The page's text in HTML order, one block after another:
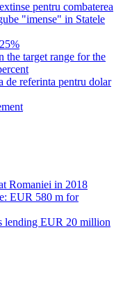
pentru combaterea
"imense" in Statele
the target range for the
de referinta pentru dolar
Romaniei in 2018
EUR 580 m for
lending EUR 20 million